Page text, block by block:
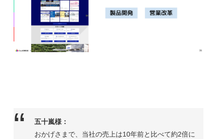
五十嵐様：
おかげさまで、当社の売上は10年前と比べて約2倍に